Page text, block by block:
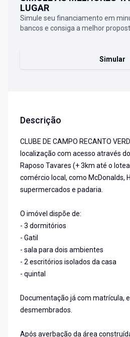
LUGAR
Simule seu financiamento em
bancos e consiga a melhor
Simular
Descrição
CLUBE DE CAMPO RECANTO
localização com acesso através
Raposo Tavares (+ 3km até o
comércio local, como McDonalds,
supermercados e padaria.
O imóvel dispõe de:
- 3 dormitórios
- Gatil
- sala para dois ambientes
- 2 escritórios isolados da casa
- quintal
Documentação já com matrícula,
desmembrados.
Após averbação da área